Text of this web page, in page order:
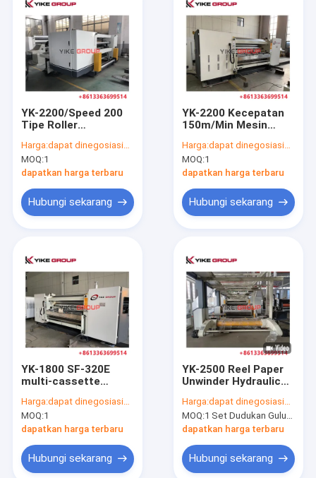
Tentang kami
Tur Pabrik
Berita
kasus
YK-2200/Speed 200
Tipe Roller
Single Facer
ForTCY,YIKE GROUP,
CHAMPION Garis
Bergelombang
Harga:dapat dinegosiasikan
MOQ:1
dapatkan harga terbaru
Hubungi sekarang
YK-2200 Kecepatan
150m/Min Mesin
BHS,FOSBER,TCY,
Produksi Kardus
Bergelombang
Harga:dapat dinegosiasikan
MOQ:1
dapatkan harga terbaru
Hubungi sekarang
YK-1800 SF-320E
multi-cassette
jalur produksi karet
bergelombang dari
YIKE GROUP
Harga:dapat dinegosiasikan
MOQ:1
dapatkan harga terbaru
Hubungi sekarang
YK-2500 Reel Paper
Unwinder Hydraulic
Stand Penggunaan
Untuk Pabrik Karton
Bergelombang
Harga:dapat dinegosiasikan
MOQ:1 Set Dudukan Gulungan Pabrik
dapatkan harga terbaru
Hubungi sekarang